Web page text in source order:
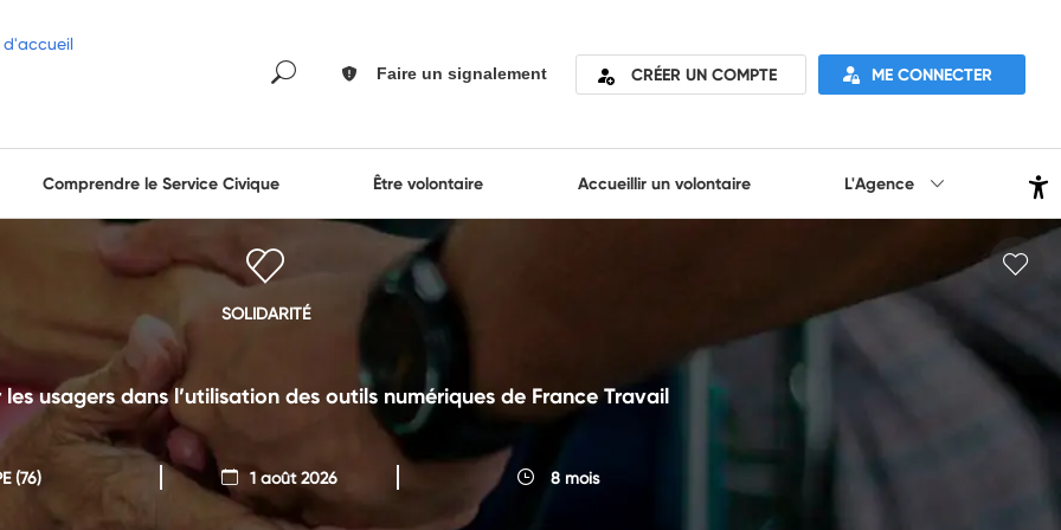
Faire un signalement CRÉER UN COMPTE ME CONNECTER
Comprendre le Service Civique Être volontaire Accueillir un volontaire L'Agence
SOLIDARITÉ
usagers dans l’utilisation des outils numériques de France Travail
(76) 1 août 2026 8 mois